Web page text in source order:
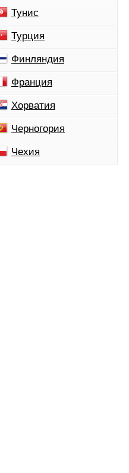
Тунис
Турция
Финляндия
Франция
Хорватия
Черногория
Чехия